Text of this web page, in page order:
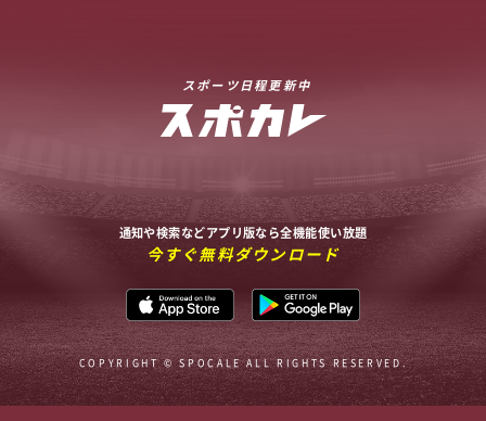
スポーツ日程更新中
通知や検索などアプリ版なら全機能使い放題
今すぐ無料ダウンロード
COPYRIGHT © SPOCALE ALL RIGHTS RESERVED.